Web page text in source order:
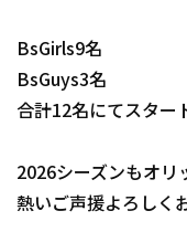
BsGirls9名
BsGuys3名
合計12名にてスター
2026シーズンもオ
熱いご声援よろしく